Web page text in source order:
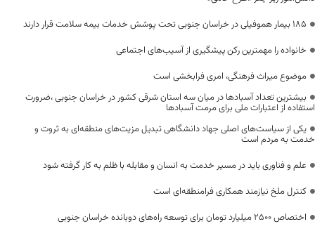
۱۸۵ بیمار هموفیلی در خراسان جنوبی تحت پوشش خدمات بیمه سلامت قرار دارند
خانواده را مهمترین رکن پیشگیری از آسیب‌های اجتماعی
موضوع میراث فرهنگی، امری فرابخشی است
بیشترین تعداد آسبادها در میان سه استان شرقی کشور در خراسان جنوبی ،ضرورت
استفاده از اعتبارات ملی برای مرمت آسبادها
یکی از سیاست‌های اصلی جهاد دانشگاهی تبدیل مزیت‌های منطقه‌ای به ثروت و
خدمت به مردم است
علم و فناوری باید در مسیر خدمت به انسان و مقابله با ظلم به کار گرفته شود
کنترل ملخ نیازمند همکاری فرامنطقه‌ای است
اختصاص 2500 میلیارد تومان برای توسعه راه‌های دوبانده خراسان جنوبی